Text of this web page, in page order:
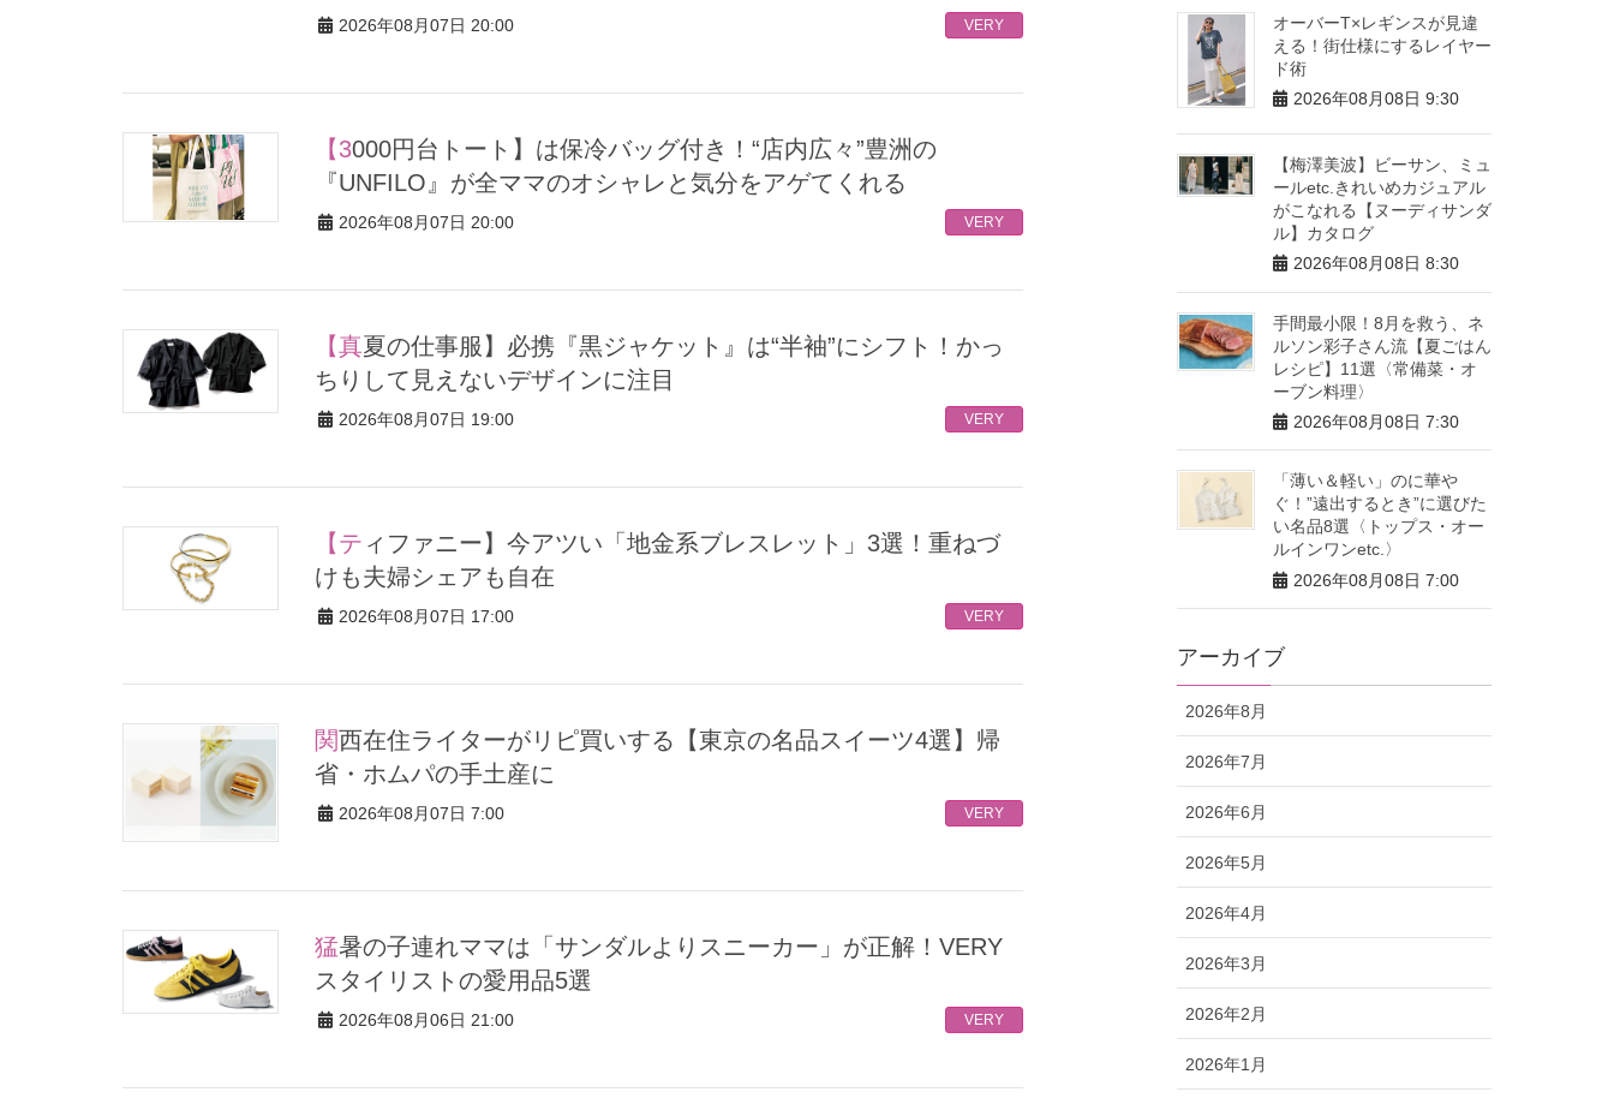
2026年08月07日 20:00 VERY
【3000円台トート】は保冷バッグ付き！“店内広々”豊洲の
『UNFILO』が全ママのオシャレと気分をアゲてくれる
2026年08月07日 20:00 VERY
【真夏の仕事服】必携『黒ジャケット』は“半袖”にシフト！かっ
ちりして見えないデザインに注目
2026年08月07日 19:00 VERY
【ティファニー】今アツい「地金系ブレスレット」3選！重ねづ
けも夫婦シェアも自在
2026年08月07日 17:00 VERY
関西在住ライターがリピ買いする【東京の名品スイーツ4選】帰
省・ホムパの手土産に
2026年08月07日 7:00 VERY
猛暑の子連れママは「サンダルよりスニーカー」が正解！VERY
スタイリストの愛用品5選
2026年08月06日 21:00 VERY
オーバーT×レギンスが見違
える！街仕様にするレイヤー
ド術
2026年08月08日 9:30
【梅澤美波】ビーサン、ミュ
ールetc.きれいめカジュアル
がこなれる【ヌーディサンダ
ル】カタログ
2026年08月08日 8:30
手間最小限！8月を救う、ネ
ルソン彩子さん流【夏ごはん
レシピ】11選〈常備菜・オ
ーブン料理〉
2026年08月08日 7:30
「薄い＆軽い」のに華や
ぐ！”遠出するとき”に選びた
い名品8選〈トップス・オー
ルインワンetc.〉
2026年08月08日 7:00
アーカイブ
2026年8月
2026年7月
2026年6月
2026年5月
2026年4月
2026年3月
2026年2月
2026年1月